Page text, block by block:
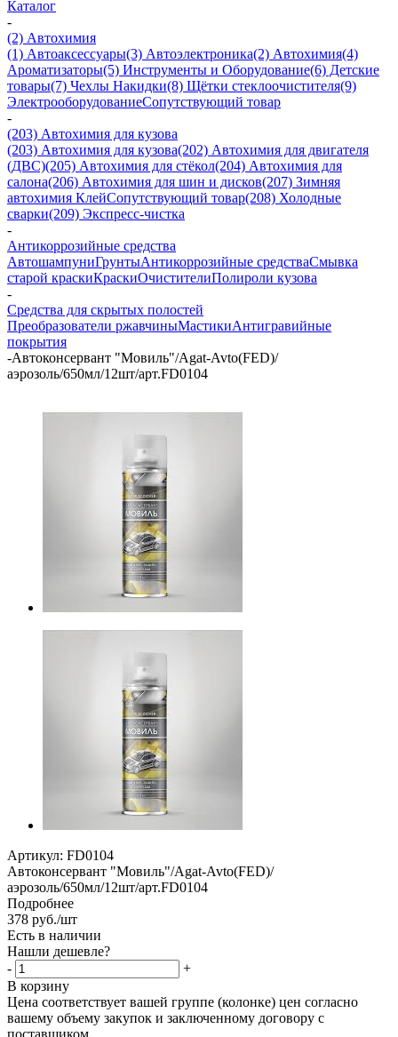
Каталог
-
(2) Автохимия
(1) Автоаксессуары(3) Автоэлектроника(2) Автохимия(4)
Ароматизаторы(5) Инструменты и Оборудование(6) Детские
товары(7) Чехлы Накидки(8) Щётки стеклоочистителя(9)
ЭлектрооборудованиеСопутствующий товар
-
(203) Автохимия для кузова
(203) Автохимия для кузова(202) Автохимия для двигателя
(ДВС)(205) Автохимия для стёкол(204) Автохимия для
салона(206) Автохимия для шин и дисков(207) Зимняя
автохимия КлейСопутствующий товар(208) Холодные
сварки(209) Экспреcс-чистка
-
Антикоррозийные средства
АвтошампуниГрунтыАнтикоррозийные средстваСмывка
старой краскиКраскиОчистителиПолироли кузова
-
Средства для скрытых полостей
Преобразователи ржавчиныМастикиАнтигравийные
покрытия
-Автоконсервант "Мовиль"/Agat-Avto(FED)/
аэрозоль/650мл/12шт/арт.FD0104
Артикул: FD0104
Автоконсервант "Мовиль"/Agat-Avto(FED)/
аэрозоль/650мл/12шт/арт.FD0104
Подробнее
378 руб./шт
Есть в наличии
Нашли дешевле?
-
+
В корзину
Цена соответствует вашей группе (колонке) цен согласно
вашему объему закупок и заключенному договору с
поставщиком